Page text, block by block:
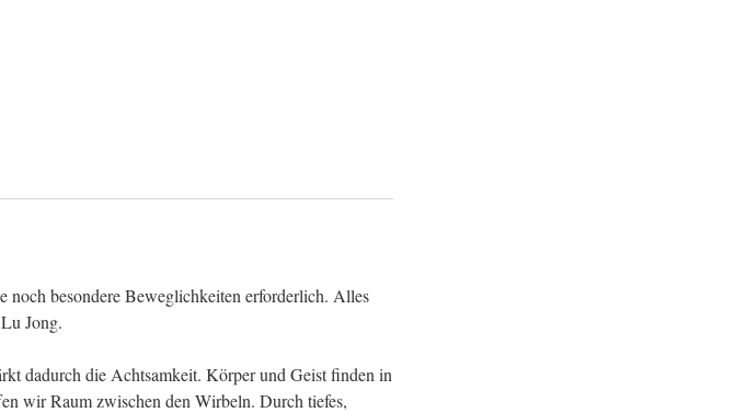
noch besondere Beweglichkeiten erforderlich. Alles
Jong.
dadurch die Achtsamkeit. Körper und Geist finden in
wir Raum zwischen den Wirbeln. Durch tiefes,